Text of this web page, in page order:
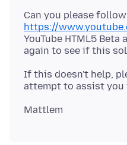
Can you please
https://
YouTube HTML5
If this doesn't help,